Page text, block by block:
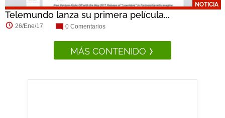
NOTICIA
Telemundo lanza su primera película...
26/Ene/17 0 Comentarios
MÁS CONTENIDO